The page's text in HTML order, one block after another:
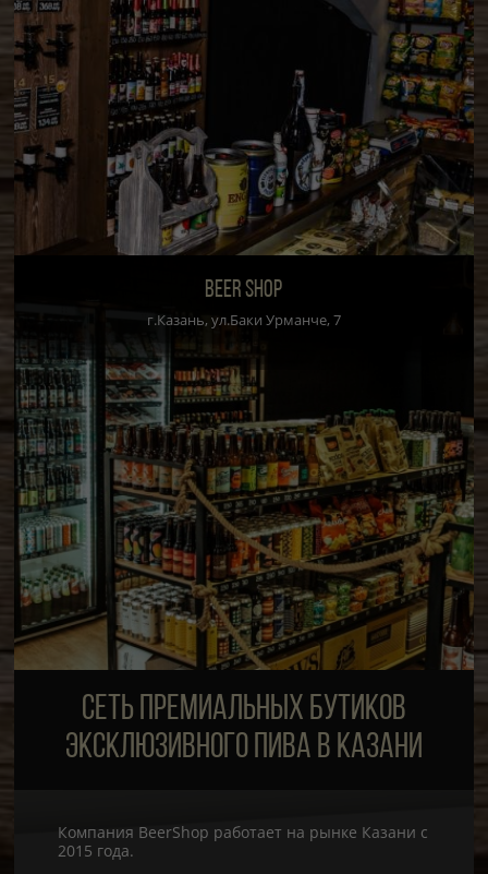
BEER SHOP
г.Казань, ул.Баки Урманче, 7
СЕТЬ ПРЕМИАЛЬНЫХ БУТИКОВ
ЭКСКЛЮЗИВНОГО ПИВА В КАЗАНИ
Компания BeerShop работает на рынке Казани с
2015 года.